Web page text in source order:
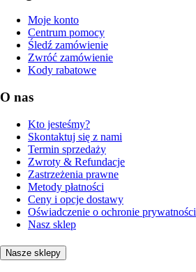
Moje konto
Centrum pomocy
Śledź zamówienie
Zwróć zamówienie
Kody rabatowe
O nas
Kto jesteśmy?
Skontaktuj się z nami
Termin sprzedaży
Zwroty & Refundacje
Zastrzeżenia prawne
Metody płatności
Ceny i opcje dostawy
Oświadczenie o ochronie prywatności
Nasz sklep
Nasze sklepy